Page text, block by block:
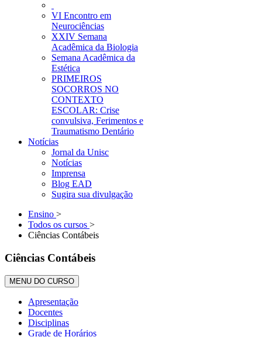
VI Encontro em
Neurociências
XXIV Semana
Acadêmica da Biologia
Semana Acadêmica da
Estética
PRIMEIROS
SOCORROS NO
CONTEXTO
ESCOLAR: Crise
convulsiva, Ferimentos e
Traumatismo Dentário
Notícias
Jornal da Unisc
Notícias
Imprensa
Blog EAD
Sugira sua divulgação
Ensino >
Todos os cursos >
Ciências Contábeis
Ciências Contábeis
MENU DO CURSO
Apresentação
Docentes
Disciplinas
Grade de Horários